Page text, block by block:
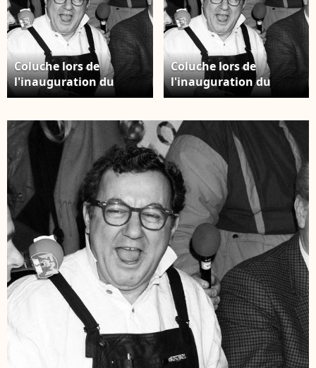
Coluche lors de
l'inauguration du
Resto du Coeur de liege
fevrier 1986 - Photo by
Houet
M/Belpress/ANDBZ/ABACAPRESS.COM
Coluche lors de
l'inauguration du
Resto du Coeur de liege
fevrier 1986 - Photo by
Houet
M/Belpress/ANDBZ/